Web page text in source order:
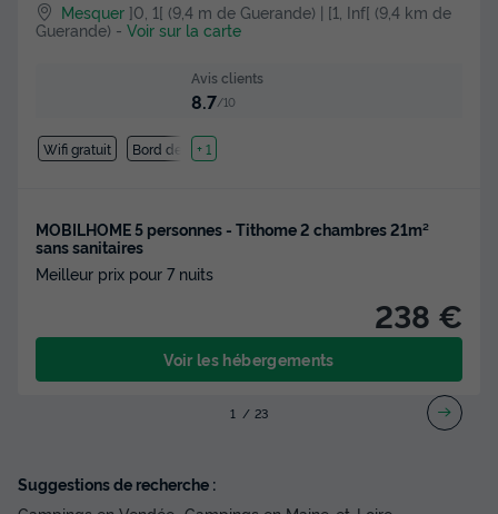
Mesquer ]0, 1[ (9,4 m de Guerande) | [1, Inf[ (9,4 km de
Guerande) - Voir sur la carte
Avis clients
8.7/10
Wifi gratuit Bord de mer
+ 1
MOBILHOME 5 personnes - Tithome 2 chambres 21m²
sans sanitaires
Meilleur prix pour 7 nuits
238 €
Voir les hébergements
1 23
Suggestions de recherche :